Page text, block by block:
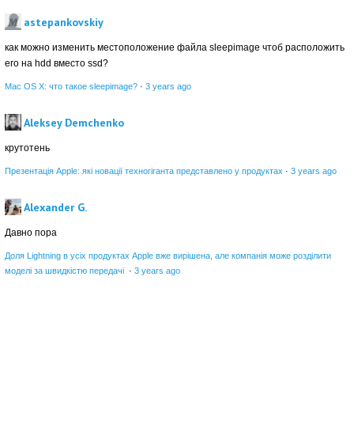
astepankovskiy
как можно изменить местоположение файла sleepimage чтоб расположить
его на hdd вместо ssd?
Mac OS X: что такое sleepimage? · 3 years ago
Aleksey Demchenko
крутотень
Презентація Apple: які новації техногіганта представлено у продуктах · 3 years ago
Alexander G.
Давно пора
Доля Lightning в усіх продуктах Apple вже вирішена, але компанія може розділити
моделі за швидкістю передачі · 3 years ago